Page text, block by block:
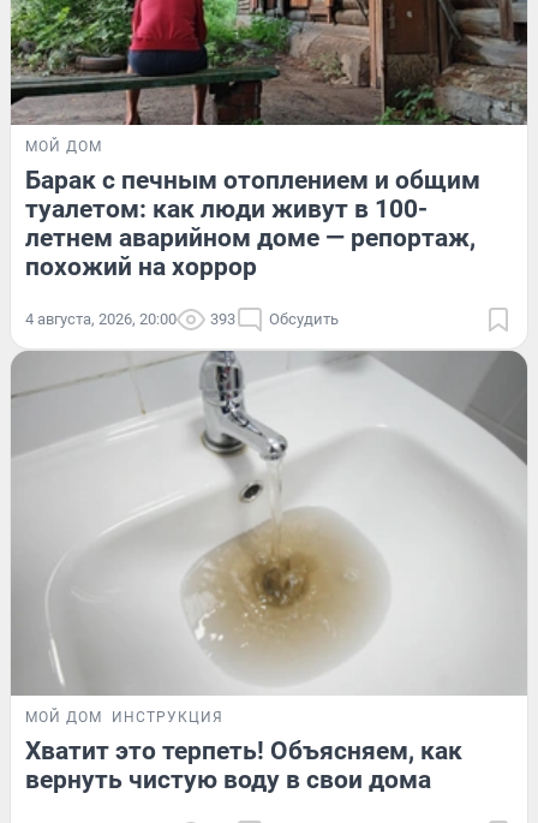
МОЙ ДОМ
Барак с печным отоплением и общим
туалетом: как люди живут в 100-
летнем аварийном доме — репортаж,
похожий на хоррор
4 августа, 2026, 20:00 393 Обсудить
МОЙ ДОМ ИНСТРУКЦИЯ
Хватит это терпеть! Объясняем, как
вернуть чистую воду в свои дома